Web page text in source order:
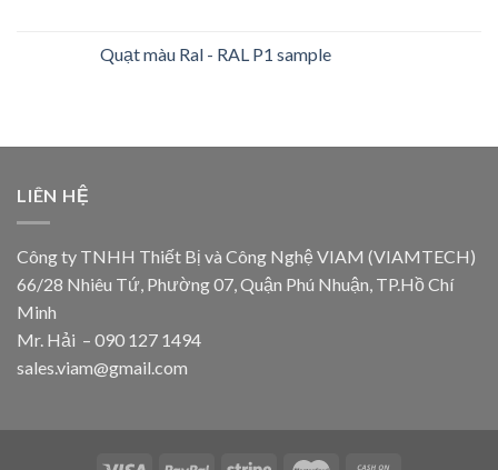
Quạt màu Ral - RAL P1 sample
LIÊN HỆ
Công ty TNHH Thiết Bị và Công Nghệ VIAM (VIAMTECH)
66/28 Nhiêu Tứ, Phường 07, Quận Phú Nhuận, TP.Hồ Chí
Minh
Mr. Hải – 090 127 1494
sales.viam@gmail.com